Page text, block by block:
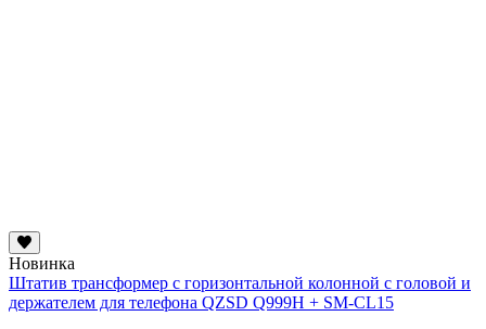
Новинка
Штатив трансформер с горизонтальной колонной с головой и
держателем для телефона QZSD Q999H + SM-CL15